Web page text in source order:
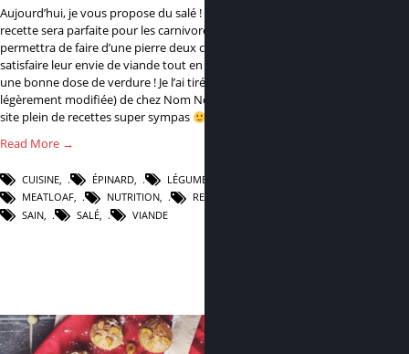
Aujourd’hui, je vous propose du salé ! Cette
recette sera parfaite pour les carnivores, et leur
permettra de faire d’une pierre deux coups :
satisfaire leur envie de viande tout en mangeant
une bonne dose de verdure ! Je l’ai tirée (et
légèrement modifiée) de chez Nom Nom Paléo, un
site plein de recettes super sympas
Read More →
CUISINE, ÉPINARD, LÉGUMES
MEATLOAF, NUTRITION, RECETTE
SAIN
SALÉ VIANDE